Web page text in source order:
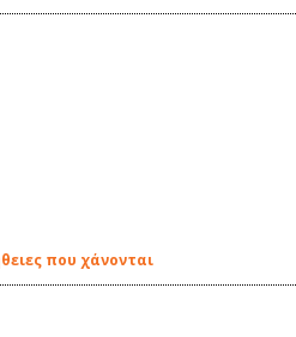
που χάνονται